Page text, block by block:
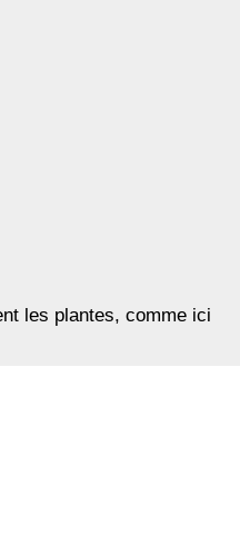
les plantes, comme ici